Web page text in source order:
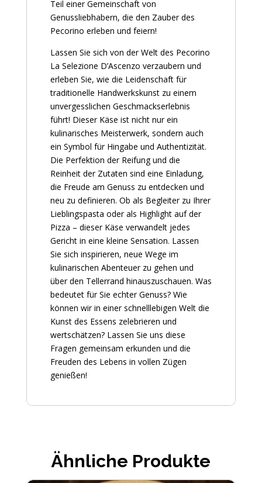
Teil einer Gemeinschaft von
Genussliebhabern, die den Zauber des
Pecorino erleben und feiern!
Lassen Sie sich von der Welt des Pecorino
La Selezione D’Ascenzo verzaubern und
erleben Sie, wie die Leidenschaft für
traditionelle Handwerkskunst zu einem
unvergesslichen Geschmackserlebnis
führt! Dieser Käse ist nicht nur ein
kulinarisches Meisterwerk, sondern auch
ein Symbol für Hingabe und Authentizität.
Die Perfektion der Reifung und die
Reinheit der Zutaten sind eine Einladung,
die Freude am Genuss zu entdecken und
neu zu definieren. Ob als Begleiter zu Ihrer
Lieblingspasta oder als Highlight auf der
Pizza – dieser Käse verwandelt jedes
Gericht in eine kleine Sensation. Lassen
Sie sich inspirieren, neue Wege im
kulinarischen Abenteuer zu gehen und
über den Tellerrand hinauszuschauen. Was
bedeutet für Sie echter Genuss? Wie
können wir in einer schnelllebigen Welt die
Kunst des Essens zelebrieren und
wertschätzen? Lassen Sie uns diese
Fragen gemeinsam erkunden und die
Freuden des Lebens in vollen Zügen
genießen!
Ähnliche Produkte